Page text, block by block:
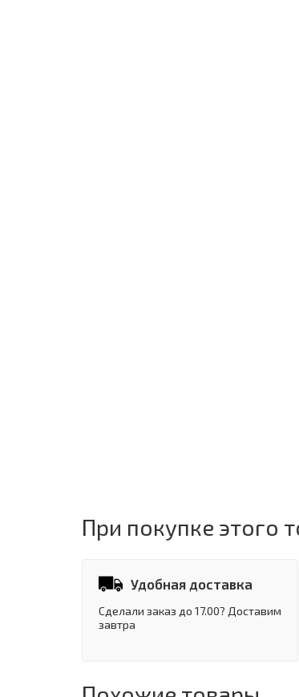
При покупке этого
Удобная доставка
Сделали заказ до 17.00? Доставим
завтра